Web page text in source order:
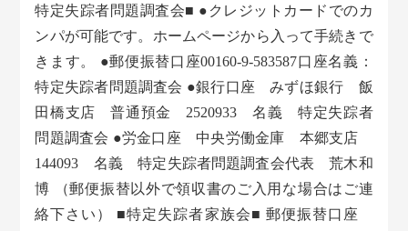
特定失踪者問題調査会■ ●クレジットカードでのカ
ンパが可能です。ホームページから入って手続きで
きます。 ●郵便振替口座00160-9-583587口座名義：
特定失踪者問題調査会 ●銀行口座 みずほ銀行 飯
田橋支店 普通預金 2520933 名義 特定失踪者
問題調査会 ●労金口座 中央労働金庫 本郷支店
144093 名義 特定失踪者問題調査会代表 荒木和
博 （郵便振替以外で領収書のご入用な場合はご連
絡下さい） ■特定失踪者家族会■ 郵便振替口座